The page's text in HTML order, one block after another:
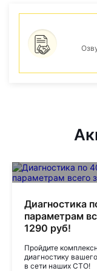
Диагностика
параметрам
1290 руб!
Пройдите
диагностику
в сети наших СТО!